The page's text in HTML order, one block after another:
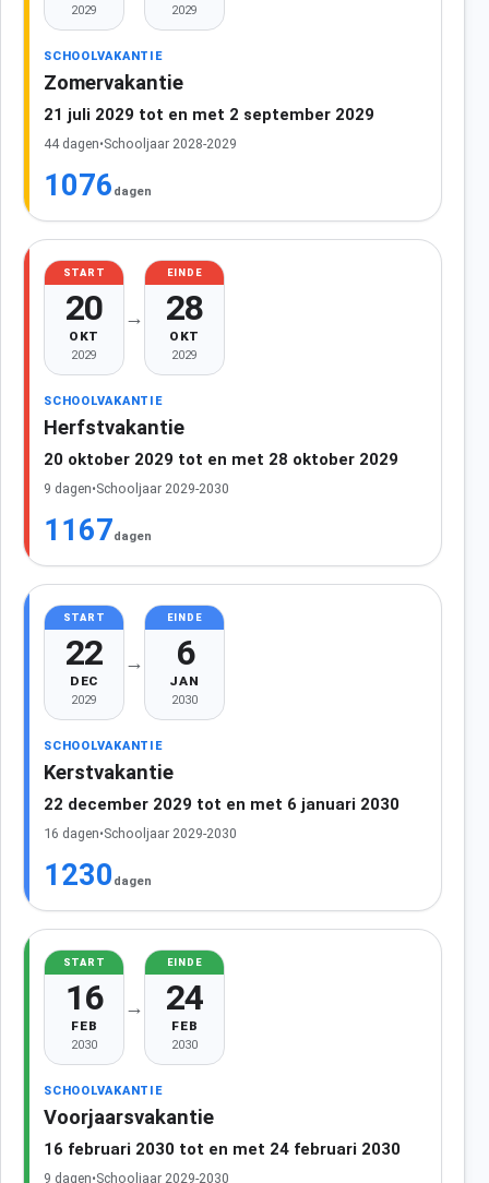
2029 2029
SCHOOLVAKANTIE
Zomervakantie
21 juli 2029 tot en met 2 september 2029
44 dagen•Schooljaar 2028-2029
1076 dagen
START
20
OKT
2029
→
EINDE
28
OKT
2029
SCHOOLVAKANTIE
Herfstvakantie
20 oktober 2029 tot en met 28 oktober 2029
9 dagen•Schooljaar 2029-2030
1167dagen
START
22
DEC
2029
→
EINDE
6
JAN
2030
SCHOOLVAKANTIE
Kerstvakantie
22 december 2029 tot en met 6 januari 2030
16 dagen•Schooljaar 2029-2030
1230 dagen
START
16
FEB
2030
→
EINDE
24
FEB
2030
SCHOOLVAKANTIE
Voorjaarsvakantie
16 februari 2030 tot en met 24 februari 2030
9 dagen•Schooljaar 2029-2030